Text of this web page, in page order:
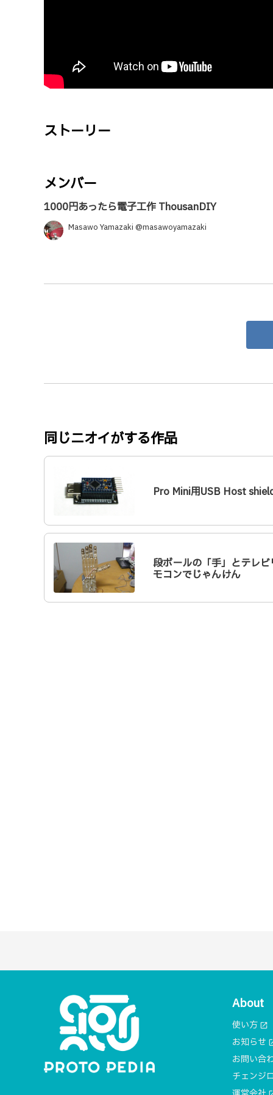
ストーリー
メンバー
1000円あったら電子工作 ThousanDIY
Masawo Yamazaki @masawoyamazaki
同じニオイがする作品
Pro Mini用USB Host
段ボールの「手」とテレビ
モコンでじゃんけん
About
使い方 open_in_new
お知らせ
お問い合
チェンジ